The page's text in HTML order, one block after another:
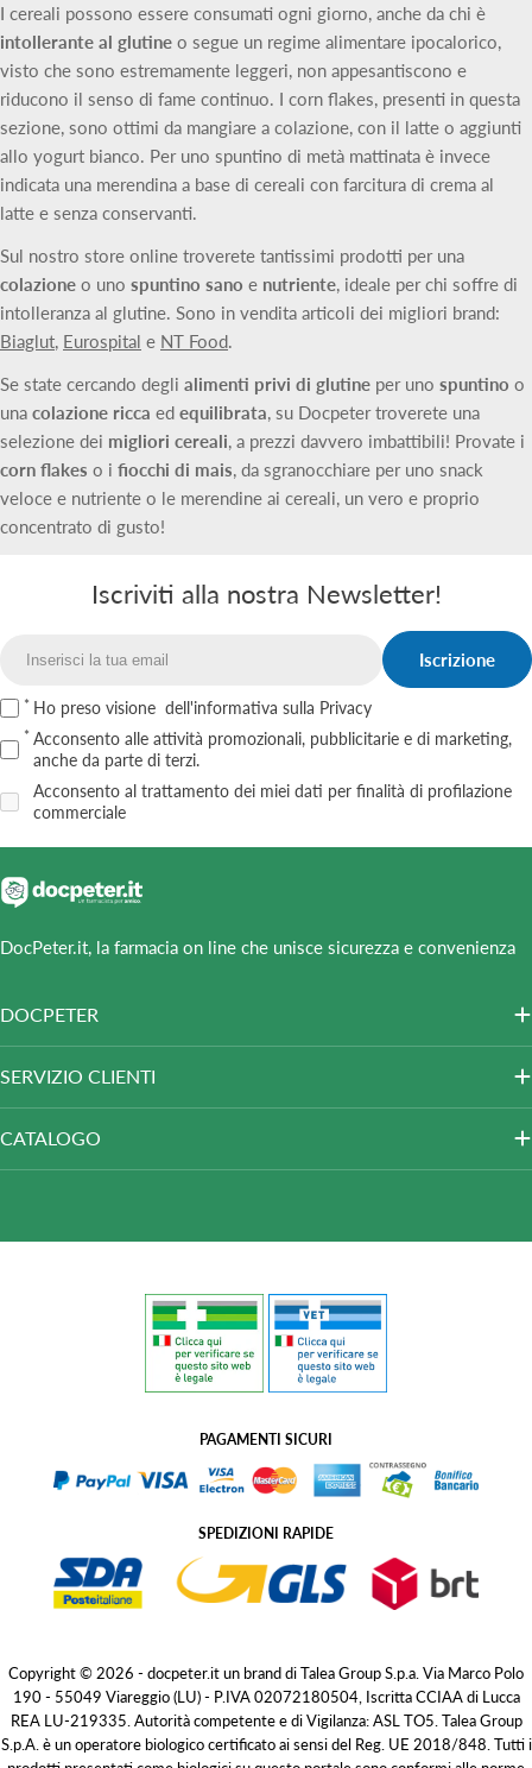
I cereali possono essere consumati ogni giorno, anche da chi è
intollerante al glutine o segue un regime alimentare ipocalorico,
visto che sono estremamente leggeri, non appesantiscono e
riducono il senso di fame continuo. I corn flakes, presenti in questa
sezione, sono ottimi da mangiare a colazione, con il latte o aggiunti
allo yogurt bianco. Per uno spuntino di metà mattinata è invece
indicata una merendina a base di cereali con farcitura di crema al
latte e senza conservanti.
Sul nostro store online troverete tantissimi prodotti per una
colazione o uno spuntino sano e nutriente, ideale per chi soffre di
intolleranza al glutine. Sono in vendita articoli dei migliori brand:
Biaglut, Eurospital e NT Food.
Se state cercando degli alimenti privi di glutine per uno spuntino o
una colazione ricca ed equilibrata, su Docpeter troverete una
selezione dei migliori cereali, a prezzi davvero imbattibili! Provate i
corn flakes o i fiocchi di mais, da sgranocchiare per uno snack
veloce e nutriente o le merendine ai cereali, un vero e proprio
concentrato di gusto!
Iscriviti alla nostra Newsletter!
Iscrizione
Ho preso visione dell'informativa sulla Privacy
Acconsento alle attività promozionali, pubblicitarie e di marketing,
anche da parte di terzi.
Acconsento al trattamento dei miei dati per finalità di profilazione
commerciale
DocPeter.it, la farmacia on line che unisce sicurezza e convenienza
DOCPETER
SERVIZIO CLIENTI
CATALOGO
PAGAMENTI SICURI
SPEDIZIONI RAPIDE
Copyright © 2026 - docpeter.it un brand di Talea Group S.p.a. Via Marco Polo
190 - 55049 Viareggio (LU) - P.IVA 02072180504, Iscritta CCIAA di Lucca
REA LU-219335. Autorità competente e di Vigilanza: ASL TO5. Talea Group
S.p.A. è un operatore biologico certificato ai sensi del Reg. UE 2018/848. Tutti i